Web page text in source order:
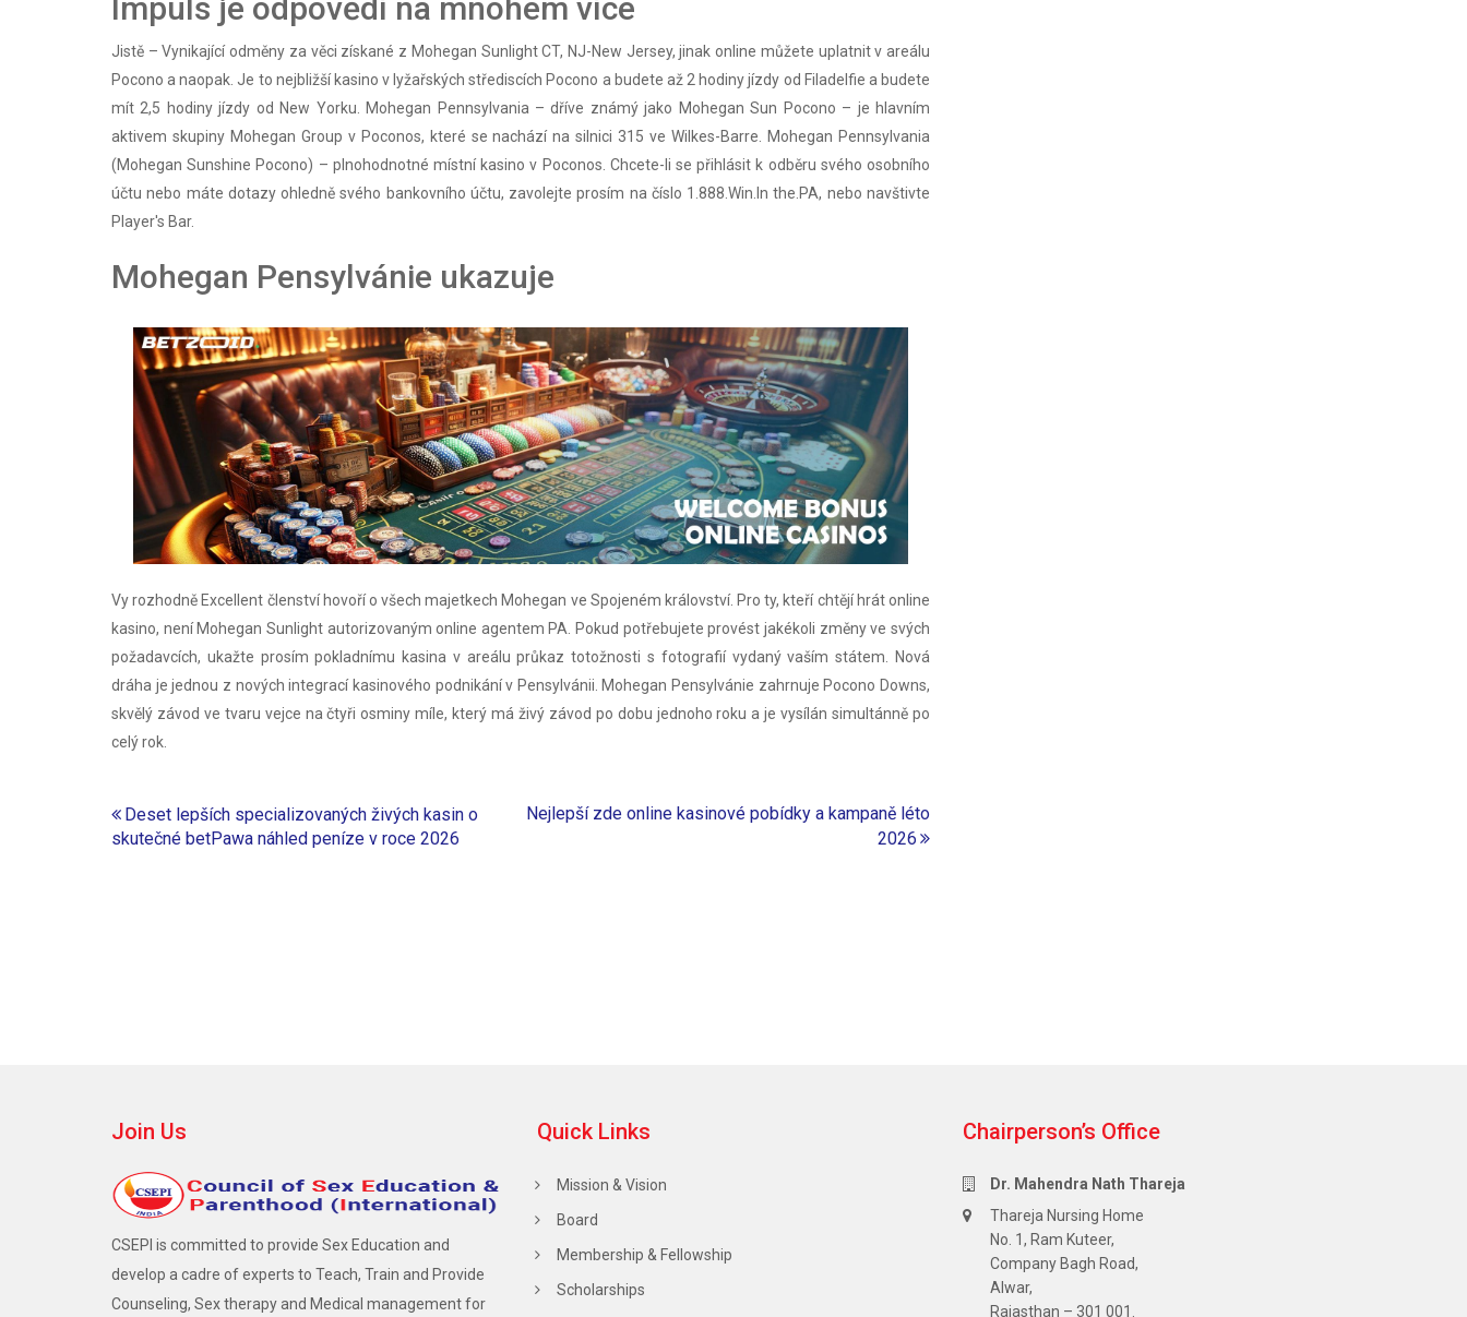
Impuls je odpovědí na mnohem více
Jistě – Vynikající odměny za věci získané z Mohegan Sunlight CT, NJ-New Jersey, jinak online můžete uplatnit v areálu
Pocono a naopak. Je to nejbližší kasino v lyžařských střediscích Pocono a budete až 2 hodiny jízdy od Filadelfie a budete
mít 2,5 hodiny jízdy od New Yorku. Mohegan Pennsylvania – dříve známý jako Mohegan Sun Pocono – je hlavním
aktivem skupiny Mohegan Group v Poconos, které se nachází na silnici 315 ve Wilkes-Barre. Mohegan Pennsylvania
(Mohegan Sunshine Pocono) – plnohodnotné místní kasino v Poconos. Chcete-li se přihlásit k odběru svého osobního
účtu nebo máte dotazy ohledně svého bankovního účtu, zavolejte prosím na číslo 1.888.Win.In the.PA, nebo navštivte
Player's Bar.
Mohegan Pensylvánie ukazuje
Vy rozhodně Excellent členství hovoří o všech majetkech Mohegan ve Spojeném království. Pro ty, kteří chtějí hrát online
kasino, není Mohegan Sunlight autorizovaným online agentem PA. Pokud potřebujete provést jakékoli změny ve svých
požadavcích, ukažte prosím pokladnímu kasina v areálu průkaz totožnosti s fotografií vydaný vaším státem. Nová
dráha je jednou z nových integrací kasinového podnikání v Pensylvánii. Mohegan Pensylvánie zahrnuje Pocono Downs,
skvělý závod ve tvaru vejce na čtyři osminy míle, který má živý závod po dobu jednoho roku a je vysílán simultánně po
celý rok.
Post
navigation
Deset lepších specializovaných živých kasin o
skutečné betPawa náhled peníze v roce 2026
Nejlepší zde online kasinové pobídky a kampaně léto
2026
Join Us
CSEPI is committed to provide Sex Education and
develop a cadre of experts to Teach, Train and Provide
Counseling, Sex therapy and Medical management for
Quick Links
Mission & Vision
Board
Membership & Fellowship
Scholarships
Chairperson’s Office
Dr. Mahendra Nath Thareja
Thareja Nursing Home
No. 1, Ram Kuteer,
Company Bagh Road,
Alwar,
Rajasthan – 301 001.